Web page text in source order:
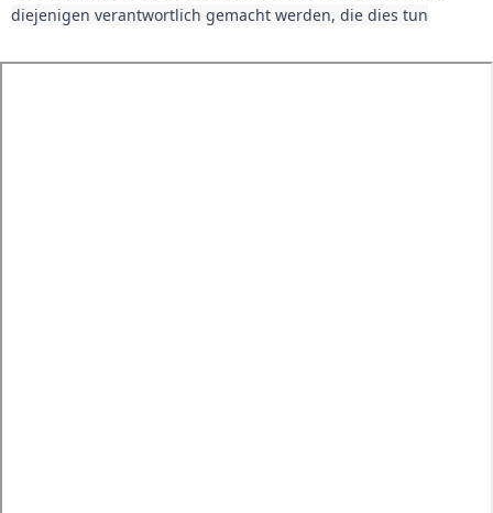
diejenigen verantwortlich gemacht werden, die dies tun